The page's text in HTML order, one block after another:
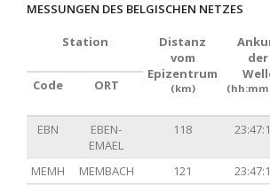
MESSUNGEN DES BELGISCHEN NETZES
Station
Distanz
vom
Epizentrum
(km)
der
Code
ORT
EBN
EBEN-
EMAEL
118
MEMH MEMBACH 121